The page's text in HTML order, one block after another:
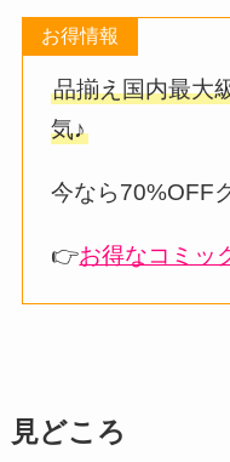
お得情報
品揃え国内最大
気♪
今なら70%OFF
👉お得なコミッ
見どころ